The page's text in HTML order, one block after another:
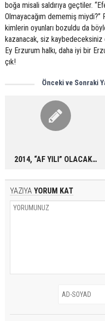
boğa misali saldırıya geçtiler.
Olmayacağım dememiş
kimlerin oyunları bozuldu da
kazanacak, siz
Ey Erzurum halkı, daha iyi bir
çık!
Önceki ve Sonraki
2014, “AF YILI” OLACAK…
YAZIYA YORUM KAT